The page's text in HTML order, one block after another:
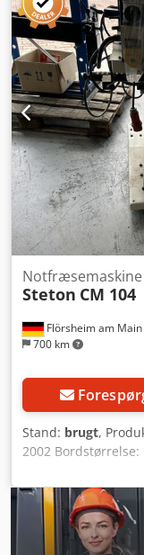
Flörsheim am Main
700 km
Notfræsemaskine
Steton CM 104
Stand: brugt,
2002
mm Boredybde:
Wescott-
Borenhedens
excenterspændere